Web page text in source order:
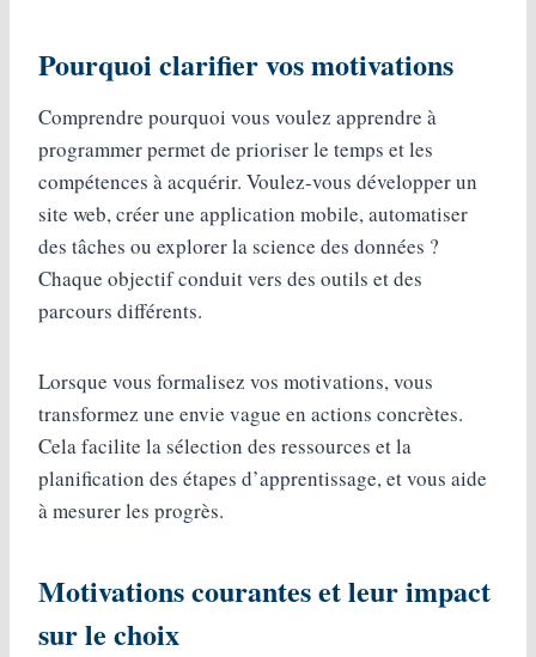
Pourquoi clarifier vos motivations
Comprendre pourquoi vous voulez apprendre à
programmer permet de prioriser le temps et les
compétences à acquérir. Voulez-vous développer un
site web, créer une application mobile, automatiser
des tâches ou explorer la science des données ?
Chaque objectif conduit vers des outils et des
parcours différents.
Lorsque vous formalisez vos motivations, vous
transformez une envie vague en actions concrètes.
Cela facilite la sélection des ressources et la
planification des étapes d’apprentissage, et vous aide
à mesurer les progrès.
Motivations courantes et leur impact
sur le choix